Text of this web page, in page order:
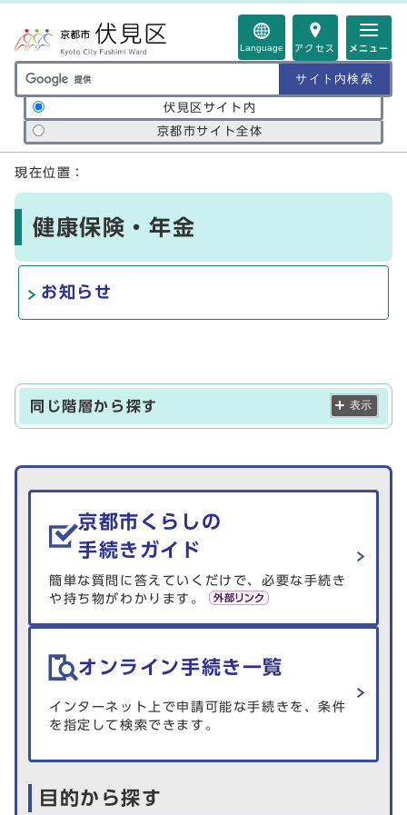
Language アクセス メニュー
サイト内検索の範囲
伏見区サイト内
京都市サイト全体
ここから本文です
現在位置：
健康保険・年金
お知らせ
同じ階層から探す 表示
生活情報を探す
京都市くらしの
手続きガイド
簡単な質問に答えていくだけで、必要な手続き
や持ち物がわかります。
オンライン手続き一覧
インターネット上で申請可能な手続きを、条件
を指定して検索できます。
目的から探す